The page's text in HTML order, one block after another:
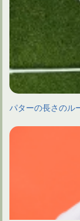
パターの長さのル